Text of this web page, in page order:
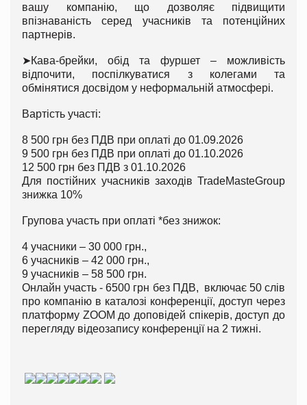
вашу компанію, що дозволяє підвищити
впізнаваність серед учасників та потенційних
партнерів.
➤Кава-брейки, обід та фуршет – можливість
відпочити, поспілкуватися з колегами та
обмінятися досвідом у неформальній атмосфері.
Вартість участі:
8 500 грн без ПДВ при оплаті до 01.09.2026
9 500 грн без ПДВ при оплаті до 01.10.2026
12 500 грн без ПДВ з 01.10.2026
Для постійних учасників заходів TradeMasteGroup
знижка 10%
Групова участь при оплаті *без знижок:
4 учасники – 30 000 грн.,
6 учасників – 42 000 грн.,
9 учасників – 58 500 грн.
Онлайн участь - 6500 грн без ПДВ, включає 50 слів
про компанію в каталозі конференції, доступ через
платформу ZOOM до доповідей спікерів, доступ до
перегляду відеозапису конференції на 2 тижні.